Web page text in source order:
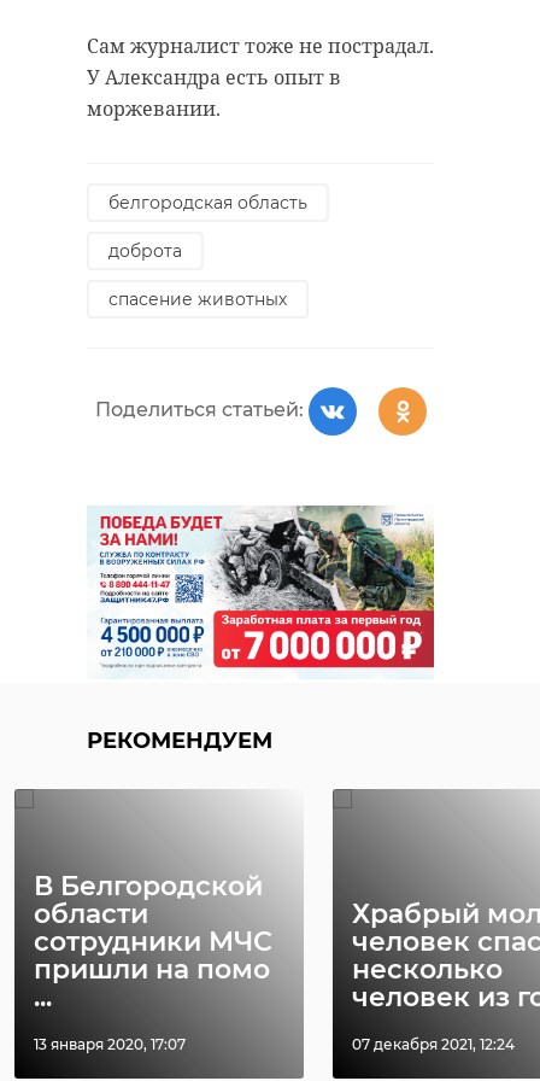
Сам журналист тоже не пострадал.
У Александра есть опыт в
моржевании.
белгородская область
доброта
спасение животных
Поделиться статьей:
РЕКОМЕНДУЕМ
В Белгородской
области
сотрудники МЧС
пришли на помо
...
13 января 2020, 17:07
Храбрый
человек
несколько
человек из
07 декабря 2021, 12:24